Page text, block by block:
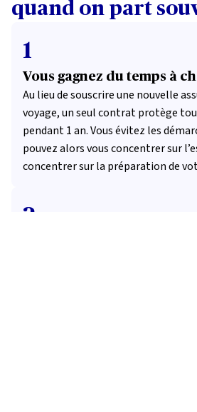
quand on part
1
Vous gagnez du temps à
Au lieu de souscrire une nouvelle
voyage, un seul contrat protège
pendant 1 an. Vous évitez les
pouvez alors vous concentrer sur
concentrer sur la préparation de
2